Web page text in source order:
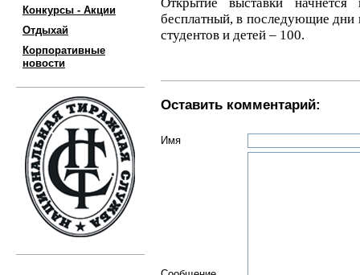
Конкурсы - Акции
Отдыхай
Корпоративные
новости
бесплатный, в последующие дни
студентов и детей – 100.
Оставить комментарий:
Имя